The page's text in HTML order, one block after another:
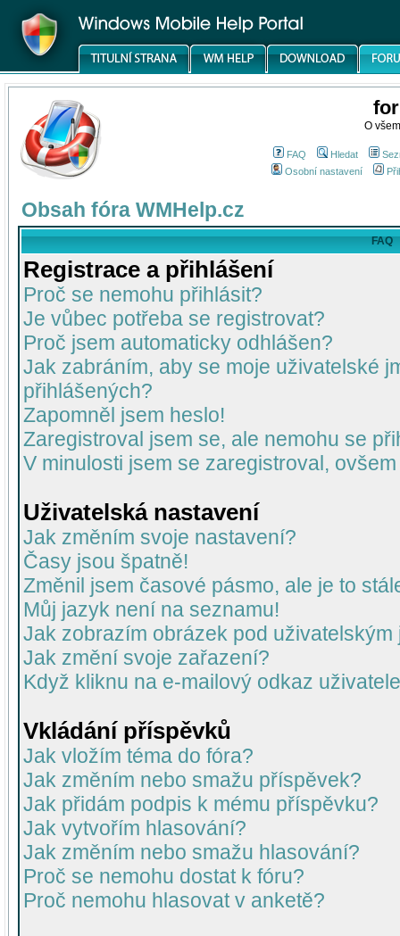
O
FAQ Hledat
Osobní nastavení
Obsah fóra WMHelp.cz
FAQ
Registrace a přihlášení
Proč se nemohu přihlásit?
Je vůbec potřeba se registrovat?
Proč jsem automaticky odhlášen?
Jak zabráním, aby se moje uživatelské
přihlášených?
Zapomněl jsem heslo!
Zaregistroval jsem se, ale nemohu se
V minulosti jsem se zaregistroval,
Uživatelská nastavení
Jak změním svoje nastavení?
Časy jsou špatně!
Změnil jsem časové pásmo, ale je to
Můj jazyk není na seznamu!
Jak zobrazím obrázek pod uživatelským
Jak změní svoje zařazení?
Když kliknu na e-mailový odkaz
Vkládání příspěvků
Jak vložím téma do fóra?
Jak změním nebo smažu příspěvek?
Jak přidám podpis k mému příspěvku?
Jak vytvořím hlasování?
Jak změním nebo smažu hlasování?
Proč se nemohu dostat k fóru?
Proč nemohu hlasovat v anketě?